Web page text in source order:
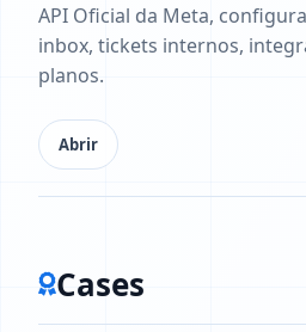
API Oficial da Meta,
inbox, tickets internos,
planos.
Abrir
Cases